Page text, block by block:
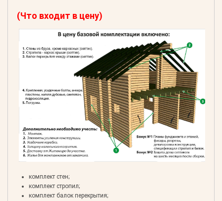
(Что входит в цену)
комплект стен;
комплект стропил;
комплект балок перекрытия;